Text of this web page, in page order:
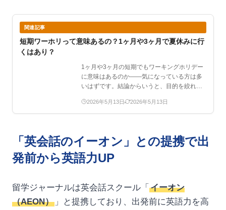
関連記事
短期ワーホリって意味あるの？1ヶ月や3ヶ月で夏休みに行
くはあり？
1ヶ月や3ヶ月の短期でもワーキングホリデー
に意味はあるのか——気になっている方は多
いはずです。結論からいうと、目的を絞れば
2026年5月13日 2026年5月13日
「英会話のイーオン」との提携で出
発前から英語力UP
留学ジャーナルは英会話スクール「 イーオン
（AEON）」と提携しており、出発前に英語力を高